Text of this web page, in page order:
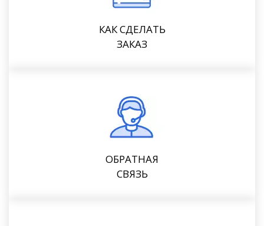
КАК СДЕЛАТЬ
ЗАКАЗ
ОБРАТНАЯ
СВЯЗЬ